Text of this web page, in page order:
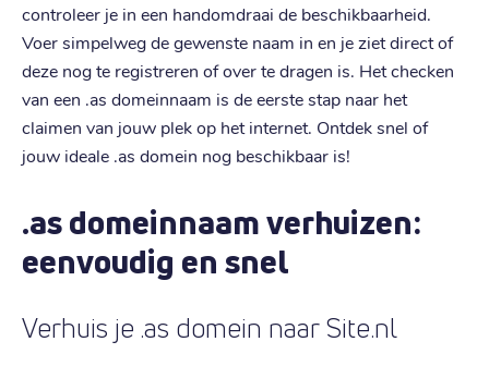
controleer je in een handomdraai de beschikbaarheid.
Voer simpelweg de gewenste naam in en je ziet direct of
deze nog te registreren of over te dragen is. Het checken
van een .as domeinnaam is de eerste stap naar het
claimen van jouw plek op het internet. Ontdek snel of
jouw ideale .as domein nog beschikbaar is!
.as domeinnaam verhuizen:
eenvoudig en snel
Verhuis je .as domein naar Site.nl